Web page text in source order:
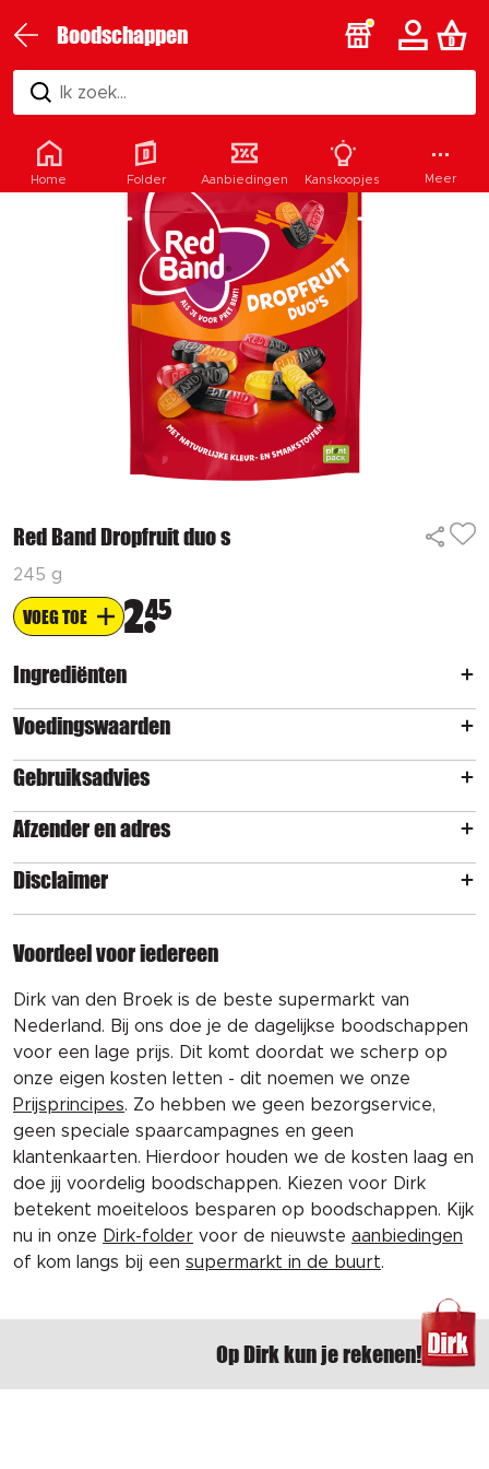
Boodschappen
Ik zoek...
Red Band Dropfruit duo s
245 g
VOEG TOE 245
Ingrediënten
Voedingswaarden
Gebruiksadvies
Afzender en adres
Disclaimer
Voordeel voor iedereen
Dirk van den Broek is de beste supermarkt van
Nederland. Bij ons doe je de dagelijkse boodschappen
voor een lage prijs. Dit komt doordat we scherp op
onze eigen kosten letten - dit noemen we onze
Prijsprincipes. Zo hebben we geen bezorgservice,
geen speciale spaarcampagnes en geen
klantenkaarten. Hierdoor houden we de kosten laag en
doe jij voordelig boodschappen. Kiezen voor Dirk
betekent moeiteloos besparen op boodschappen. Kijk
nu in onze Dirk-folder voor de nieuwste aanbiedingen
of kom langs bij een supermarkt in de buurt.
Op Dirk kun je rekenen!
Home Folder Aanbiedingen Kanskoopjes Meer